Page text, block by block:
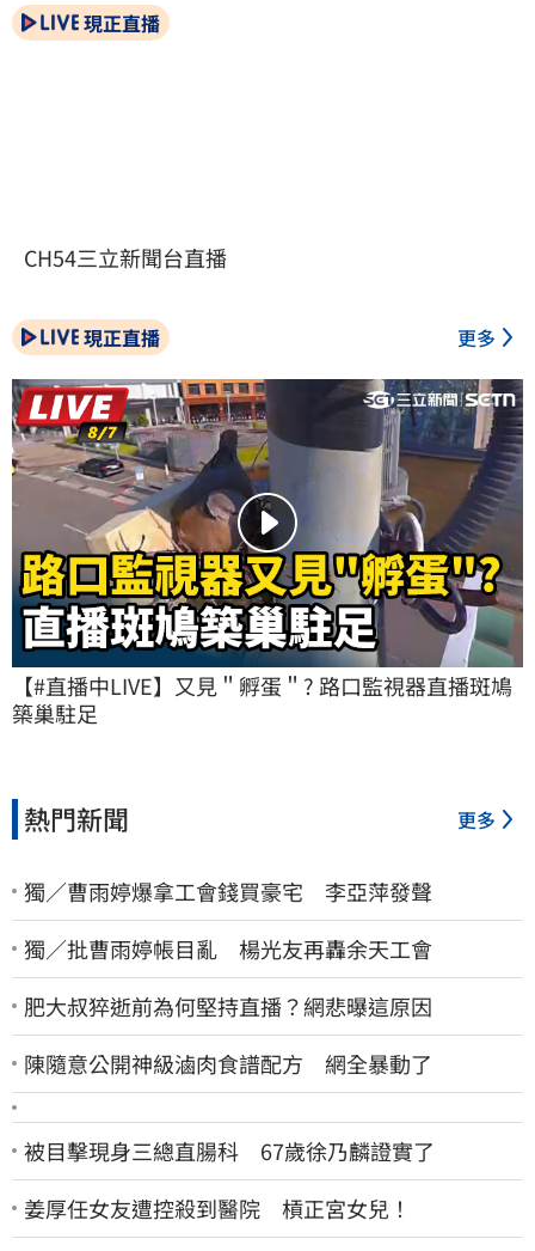
現正直播
CH54三立新聞台直播
現正直播 更多
【#直播中LIVE】又見＂孵蛋＂? 路口監視器直播斑鳩
築巢駐足
熱門新聞 更多
獨／曹雨婷爆拿工會錢買豪宅 李亞萍發聲
獨／批曹雨婷帳目亂 楊光友再轟余天工會
肥大叔猝逝前為何堅持直播？網悲曝這原因
陳隨意公開神級滷肉食譜配方 網全暴動了
被目擊現身三總直腸科 67歲徐乃麟證實了
姜厚任女友遭控殺到醫院 槓正宮女兒！